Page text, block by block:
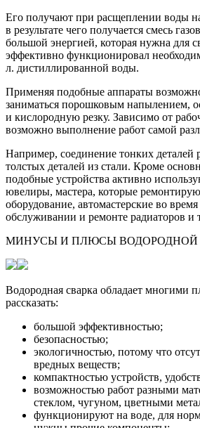
Его получают при расщеплении воды
в результате чего получается смесь
большой энергией, которая нужна для
эффективно функционировал
л. дистиллированной воды.
Применяя подобные аппараты
заниматься порошковым напылением,
и кислородную резку. Зависимо от
возможно выполнение работ самой
Например, соединение тонких деталей
толстых деталей из стали. Кроме
подобные устройства активно
ювелиры, мастера, которые
оборудование, автомастерские во
обслуживании и ремонте радиаторов и
МИНУСЫ И ПЛЮСЫ ВОДОРОДНОЙ
Водородная сварка обладает многими
рассказать:
большой эффективностью;
безопасностью;
экологичностью, потому что
вредных веществ;
компактностью устройств,
возможностью работ разными
стеклом, чугуном, цветными
функционируют на воде, для